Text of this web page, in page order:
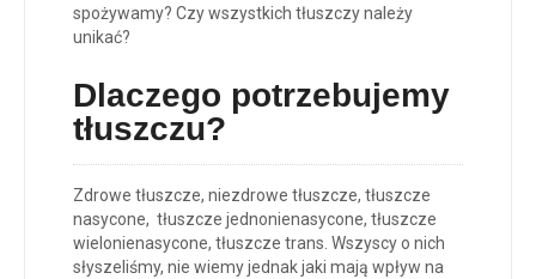
spożywamy? Czy wszystkich tłuszczy należy
unikać?
Dlaczego potrzebujemy
tłuszczu?
Zdrowe tłuszcze, niezdrowe tłuszcze, tłuszcze
nasycone, tłuszcze jednonienasycone, tłuszcze
wielonienasycone, tłuszcze trans. Wszyscy o nich
słyszeliśmy, nie wiemy jednak jaki mają wpływ na